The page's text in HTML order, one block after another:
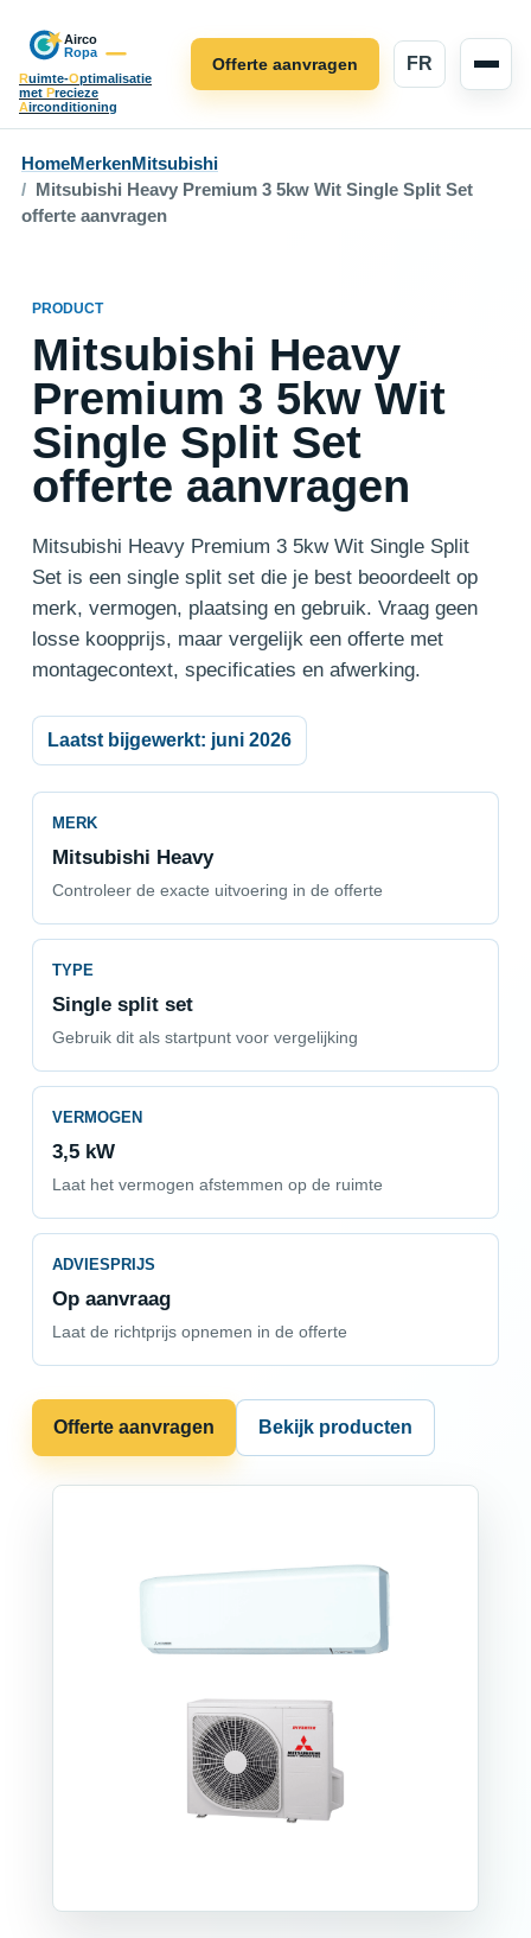
Ruimte-Optimalisatie
met Precieze
Airconditioning
FR
Offerte aanvragen
HomeMerkenMitsubishi
Mitsubishi Heavy Premium 3 5kw Wit Single Split Set
offerte aanvragen
PRODUCT
Mitsubishi Heavy
Premium 3 5kw Wit
Single Split Set
offerte aanvragen
Mitsubishi Heavy Premium 3 5kw Wit Single Split
Set is een single split set die je best beoordeelt op
merk, vermogen, plaatsing en gebruik. Vraag geen
losse koopprijs, maar vergelijk een offerte met
montagecontext, specificaties en afwerking.
Laatst bijgewerkt: juni 2026
MERK
Mitsubishi Heavy
Controleer de exacte uitvoering in de offerte
TYPE
Single split set
Gebruik dit als startpunt voor vergelijking
VERMOGEN
3,5 kW
Laat het vermogen afstemmen op de ruimte
ADVIESPRIJS
Op aanvraag
Laat de richtprijs opnemen in de offerte
Offerte aanvragen Bekijk producten